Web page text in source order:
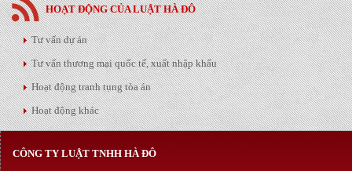
HOẠT ĐỘNG CỦA LUẬT HÀ ĐÔ
Tư vấn dự án
Tư vấn thương mại quốc tế, xuất nhập khẩu
Hoạt động tranh tụng tòa án
Hoạt động khác
CÔNG TY LUẬT TNHH HÀ ĐÔ